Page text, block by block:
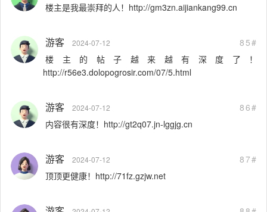
楼主是我最崇拜的人！http://gm3zn.aijiankang99.cn
游客 2024-07-12
85#
楼主的帖子越来越有深度了！
http://r56e3.dolopogrosir.com/07/5.html
游客 2024-07-12
86#
内容很有深度！http://gt2q07.jn-lggjg.cn
游客 2024-07-12
87#
顶顶更健康！http://71fz.gzjw.net